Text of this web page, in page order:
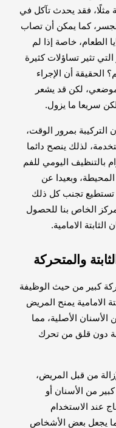
مثلًا، فقد يحدث تآكل في
الجسر، كما يمكن أن تصاب
الطعام، خاصة إذا لم
تثير تساؤلات كثيرة
أن الإجراء
لكن قد يشعر
سريعا ما يزول.
التركيبة بمرور الوقت،
لذلك ينصح دائما
بالتنظيف اليومي للفم
وبعيدا عن
تستطيع تجنب كل ذلك
الخاص بنا للحصول
الامامية.
والمتحركة
كبير من حيث الوظيفة
الامامية يمنح المريض
الأصلية، مما
دون قلق من تحرك
من قبل المريض،
من الأسنان أو
عند الاستخدام
مما يجعل بعض الأشخاص